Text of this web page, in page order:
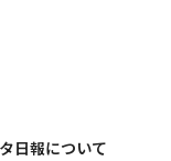
日報について